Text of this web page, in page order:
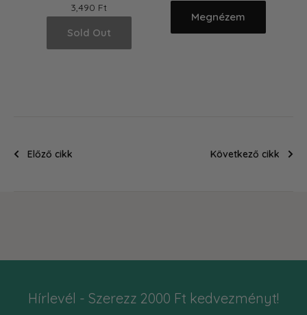
3,490 Ft
Sold Out
Megnézem
Előző cikk Következő cikk
Hírlevél - Szerezz 2000 Ft kedvezményt!